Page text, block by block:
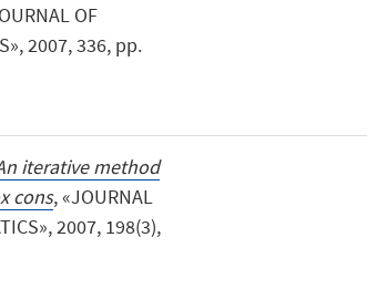
OF
2007, 336, pp.
iterative method
cons, «JOURNAL
2007, 198(3),